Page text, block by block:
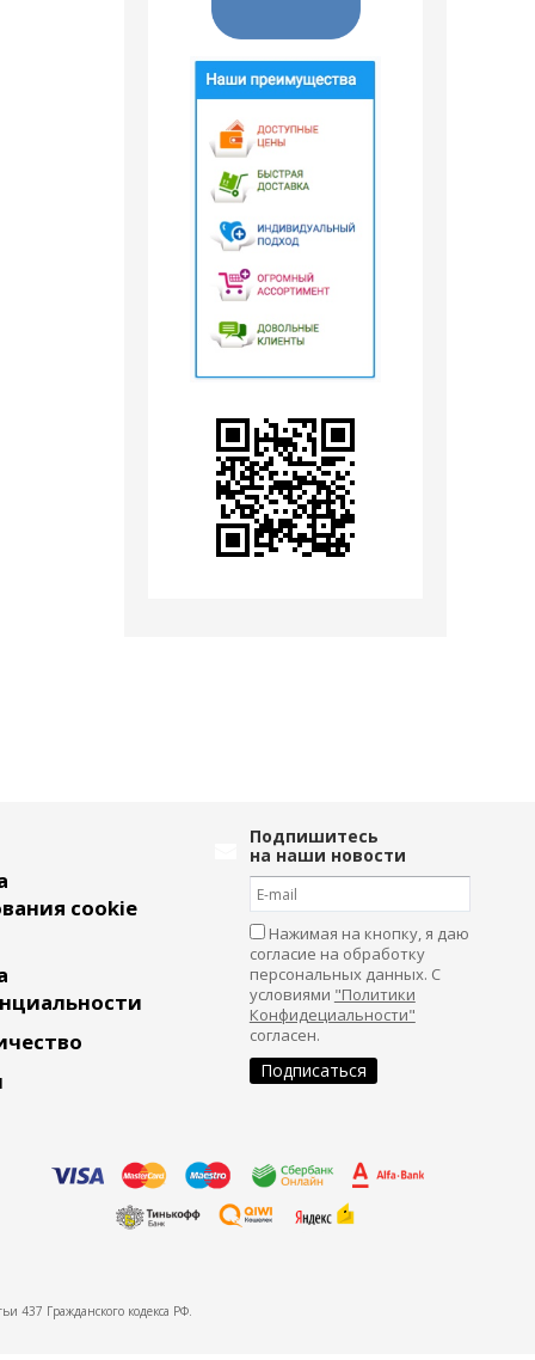
cookie
Подпишитесь
на наши новости
Нажимая на кнопку, я даю
согласие на обработку
персональных данных. С
условиями "Политики
Конфидециальности"
согласен.
437 Гражданского кодекса РФ.